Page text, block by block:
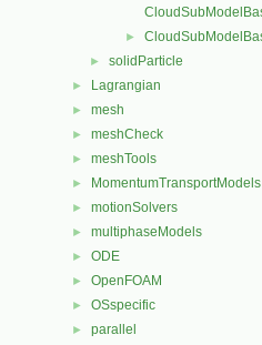
►
► solidParticle
► Lagrangian
► mesh
► meshCheck
► meshTools
► MomentumTransportModels
► motionSolvers
► multiphaseModels
► ODE
► OpenFOAM
► OSspecific
► parallel